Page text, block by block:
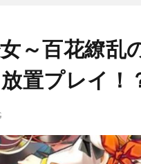
女～百花繚
置プレイ！